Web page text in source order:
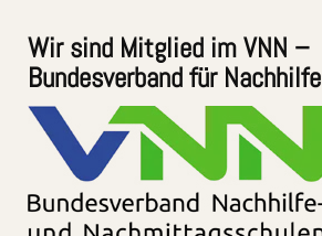
Wir sind Mitglied im VNN –
Bundesverband für